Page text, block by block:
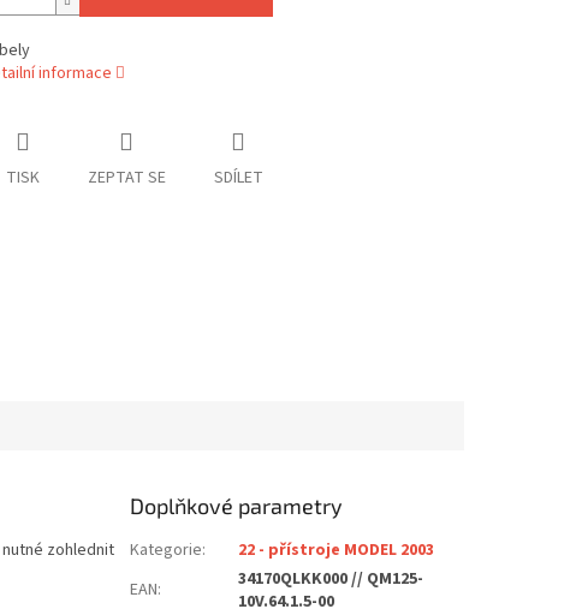
informace
TISK ZEPTAT SE SDÍLET
nutné zohlednit
Doplňkové parametry
Kategorie:
22 - přístroje MODEL 2003
EAN:
34170QLKK000 // QM125-
10V.64.1.5-00